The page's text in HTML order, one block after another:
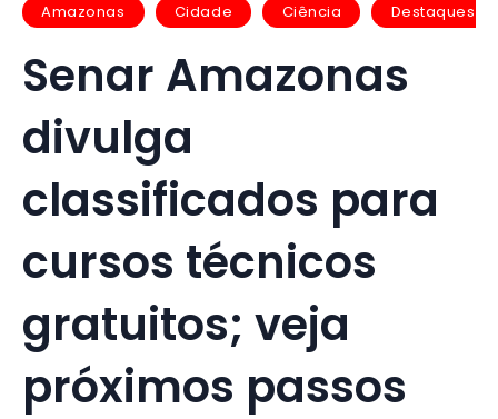
Amazonas Cidade Ciência Destaques
Senar Amazonas
divulga
classificados para
cursos técnicos
gratuitos; veja
próximos passos